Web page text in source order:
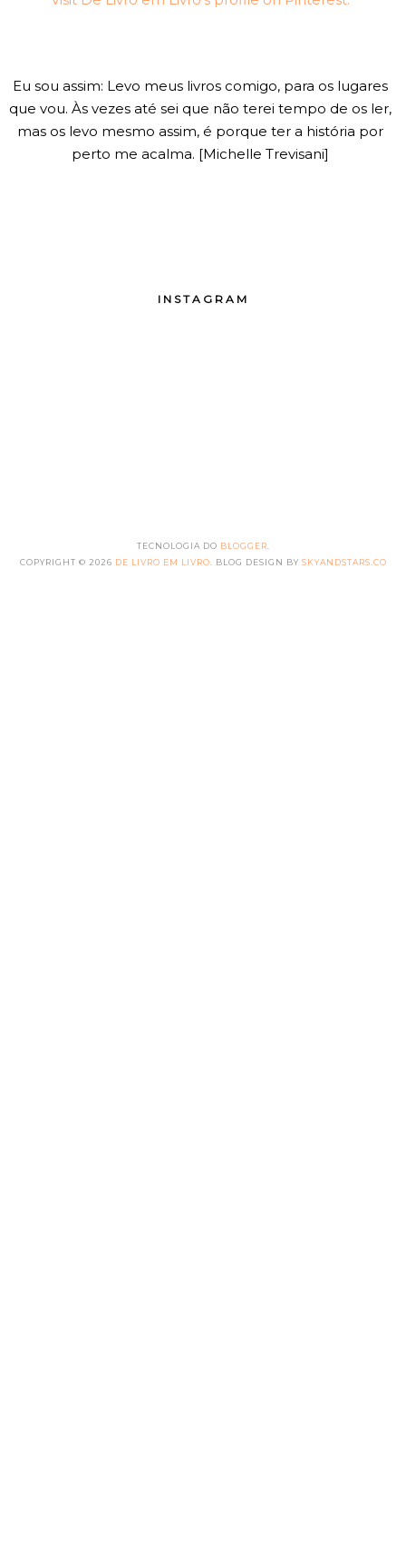
Eu sou assim: Levo meus livros comigo, para os lugares
que vou. Às vezes até sei que não terei tempo de os ler,
mas os levo mesmo assim, é porque ter a história por
perto me acalma. [Michelle Trevisani]
INSTAGRAM
TECNOLOGIA DO BLOGGER
COPYRIGHT © 2026 DE LIVRO EM LIVRO . BLOG DESIGN BY SKYANDSTARS.CO